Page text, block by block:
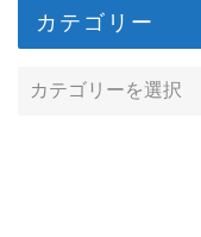
カテゴリー